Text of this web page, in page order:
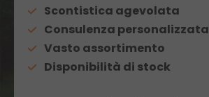
Scontistica agevolata
Consulenza personalizzata
Vasto assortimento
Disponibilità di stock